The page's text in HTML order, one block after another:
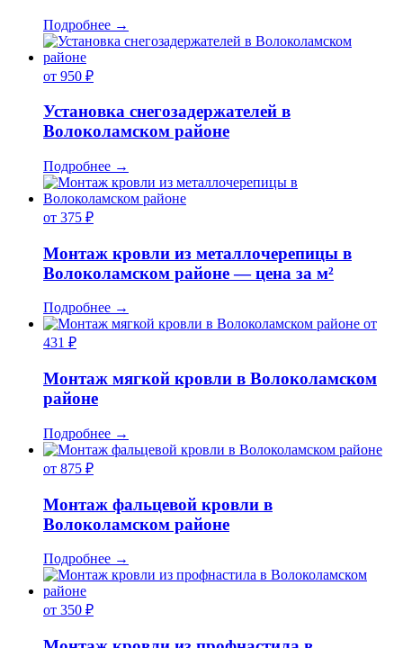
Подробнее →
от 950 ₽
Установка снегозадержателей в
Волоколамском районе
Подробнее →
от 375 ₽
Монтаж кровли из металлочерепицы в
Волоколамском районе — цена за м²
Подробнее →
от
431 ₽
Монтаж мягкой кровли в Волоколамском
районе
Подробнее →
от 875 ₽
Монтаж фальцевой кровли в
Волоколамском районе
Подробнее →
от 350 ₽